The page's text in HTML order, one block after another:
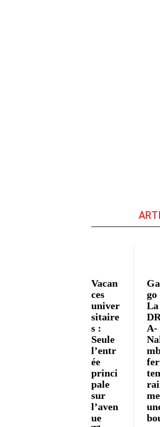
Vacan
ces
univer
sitaire
s :
Seule
l’entr
ée
princi
pale
sur
l’aven
ue
go
La
A-